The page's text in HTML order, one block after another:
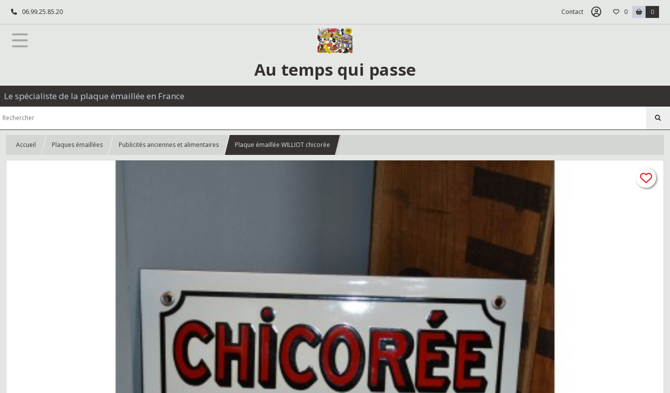
06.99.25.85.20 Contact 0 0
Au temps qui passe
Le spécialiste de la plaque émaillée en France
Accueil Plaques émaillées Publicités anciennes et alimentaires Plaque émaillée WILLIOT chicorée